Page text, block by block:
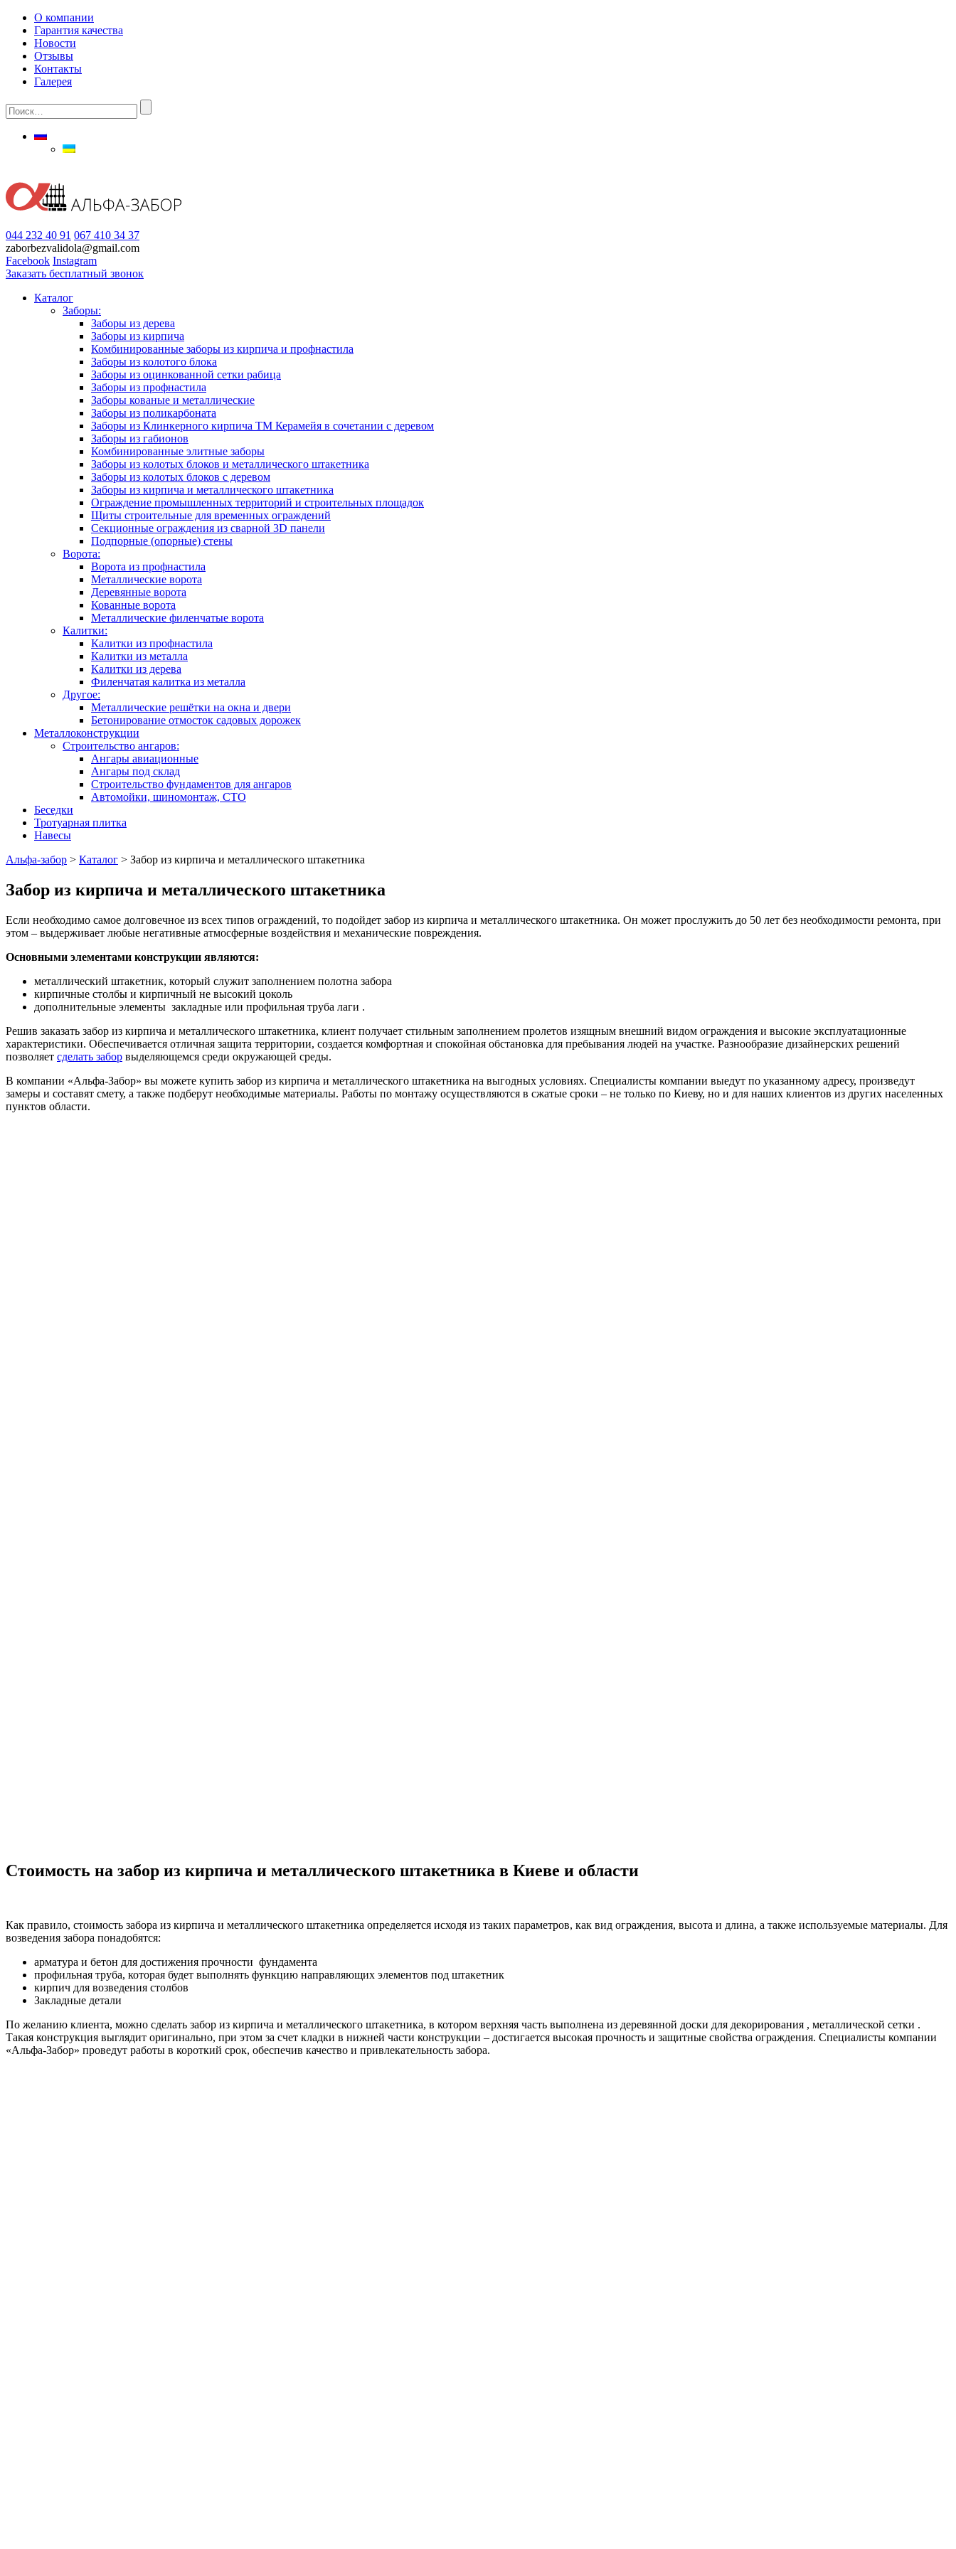
О компании
Гарантия качества
Новости
Отзывы
Контакты
Галерея
044 232 40 91 067 410 34 37
zaborbezvalidola@gmail.com
Facebook Instagram
Заказать бесплатный звонок
Каталог
Заборы:
Заборы из дерева
Заборы из кирпича
Комбинированные заборы из кирпича и профнастила
Заборы из колотого блока
Заборы из оцинкованной сетки рабица
Заборы из профнастила
Заборы кованые и металлические
Заборы из поликарбоната
Заборы из Клинкерного кирпича ТМ Керамейя в сочетании с деревом
Заборы из габионов
Комбинированные элитные заборы
Заборы из колотых блоков и металлического штакетника
Заборы из колотых блоков с деревом
Заборы из кирпича и металлического штакетника
Ограждение промышленных территорий и строительных площадок
Щиты строительные для временных ограждений
Секционные ограждения из сварной 3D панели
Подпорные (опорные) стены
Ворота:
Ворота из профнастила
Металлические ворота
Деревянные ворота
Кованные ворота
Металлические филенчатые ворота
Калитки:
Калитки из профнастила
Калитки из металла
Калитки из дерева
Филенчатая калитка из металла
Другое:
Металлические решётки на окна и двери
Бетонирование отмосток садовых дорожек
Металлоконструкции
Строительство ангаров:
Ангары авиационные
Ангары под склад
Строительство фундаментов для ангаров
Автомойки, шиномонтаж, СТО
Беседки
Тротуарная плитка
Навесы
Альфа-забор > Каталог > Забор из кирпича и металлического штакетника
Забор из кирпича и металлического штакетника
Если необходимо самое долговечное из всех типов ограждений, то подойдет забор из кирпича и металлического штакетника. Он может прослужить до 50 лет без необходимости ремонта, при
этом – выдерживает любые негативные атмосферные воздействия и механические повреждения.
Основными элементами конструкции являются:
металлический штакетник, который служит заполнением полотна забора
кирпичные столбы и кирпичный не высокий цоколь
дополнительные элементы закладные или профильная труба лаги .
Решив заказать забор из кирпича и металлического штакетника, клиент получает стильным заполнением пролетов изящным внешний видом ограждения и высокие эксплуатационные
характеристики. Обеспечивается отличная защита территории, создается комфортная и спокойная обстановка для пребывания людей на участке. Разнообразие дизайнерских решений
позволяет сделать забор выделяющемся среди окружающей среды.
В компании «Альфа-Забор» вы можете купить забор из кирпича и металлического штакетника на выгодных условиях. Специалисты компании выедут по указанному адресу, произведут
замеры и составят смету, а также подберут необходимые материалы. Работы по монтажу осуществляются в сжатые сроки – не только по Киеву, но и для наших клиентов из других населенных
пунктов области.
Стоимость на забор из кирпича и металлического штакетника в Киеве и области
Как правило, стоимость забора из кирпича и металлического штакетника определяется исходя из таких параметров, как вид ограждения, высота и длина, а также используемые материалы. Для
возведения забора понадобятся:
арматура и бетон для достижения прочности фундамента
профильная труба, которая будет выполнять функцию направляющих элементов под штакетник
кирпич для возведения столбов
Закладные детали
По желанию клиента, можно сделать забор из кирпича и металлического штакетника, в котором верхняя часть выполнена из деревянной доски для декорирования , металлической сетки .
Такая конструкция выглядит оригинально, при этом за счет кладки в нижней части конструкции – достигается высокая прочность и защитные свойства ограждения. Специалисты компании
«Альфа-Забор» проведут работы в короткий срок, обеспечив качество и привлекательность забора.